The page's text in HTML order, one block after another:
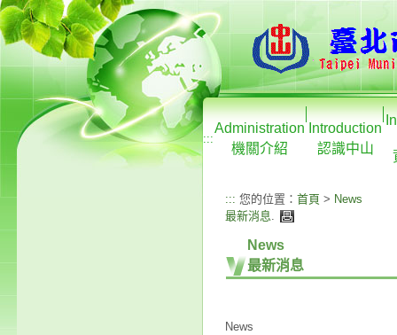
:::
Administration
機關介紹
Introduction
認識中山
::: 您的位置： 首頁 > News
最新消息.
News
最新消息
News